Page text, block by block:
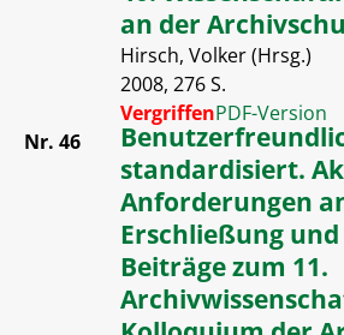
an der
Hirsch, Volker (Hrsg.)
2008, 276 S.
VergriffenPDF-Version
Nr. 46
standardisiert.
Anforderungen
Erschließung
Beiträge zum 11.